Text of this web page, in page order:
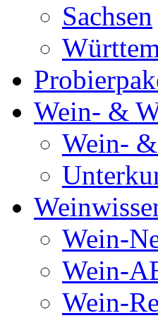
Sachsen
Wein- &
Wein-
Wein-
Wein-
Wein-